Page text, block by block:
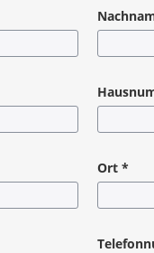
Ort*